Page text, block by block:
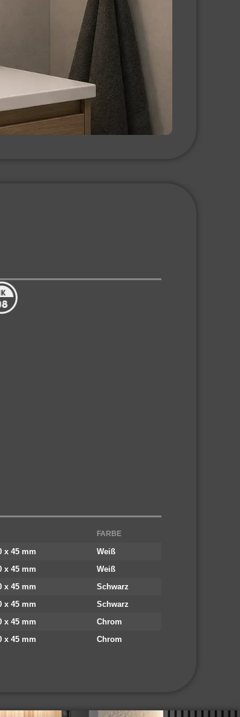
FARBE
x 45 mm
Weiß
x 45 mm
Weiß
x 45 mm
Schwarz
x 45 mm
Schwarz
x 45 mm
Chrom
x 45 mm Chrom